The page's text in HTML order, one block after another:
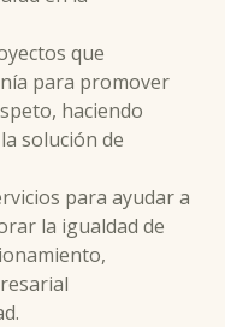
que
para promover
haciendo
solución de
para ayudar a
la igualdad de